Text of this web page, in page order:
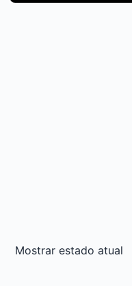
Mostrar estado atual